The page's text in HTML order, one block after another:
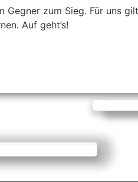
Gegner zum Sieg. Für uns
Auf geht’s!